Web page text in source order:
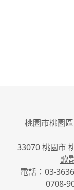
桃園市桃園
33070 桃園市
歌
電話：03-
0708-